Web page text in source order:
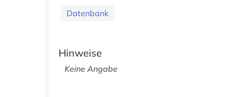
Datenbank
Hinweise
Keine Angabe